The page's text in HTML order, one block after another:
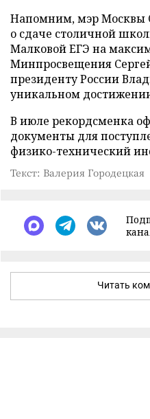
Напомним, мэр Москвы
о сдаче столичной
Малковой ЕГЭ на
Минпросвещения
президенту России
уникальном
В июле рекордсменка
документы для
физико-технический
Текст: Валерия Городецкая
Читать